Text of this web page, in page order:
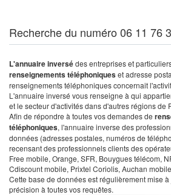
Recherche du numéro 06 11 76
L'annuaire inversédes entreprises et
renseignements téléphoniqueset adresse
renseignements téléphoniques concernait
L'annuaire inversé vous renseigne à qui
et le secteur d'activités dans d'autres régions de
Afin de répondre à toutes vos demandes de
téléphoniques, l'annuaire inverse des
données (adresses postales, numéros de
recensant des professionnels clients des
Free mobile, Orange, SFR, Bouygues télécom,
Cdiscount mobile, Prixtel Coriolis, Auchan
Cette base de données est régulièrement mise
précision à toutes vos requêtes.